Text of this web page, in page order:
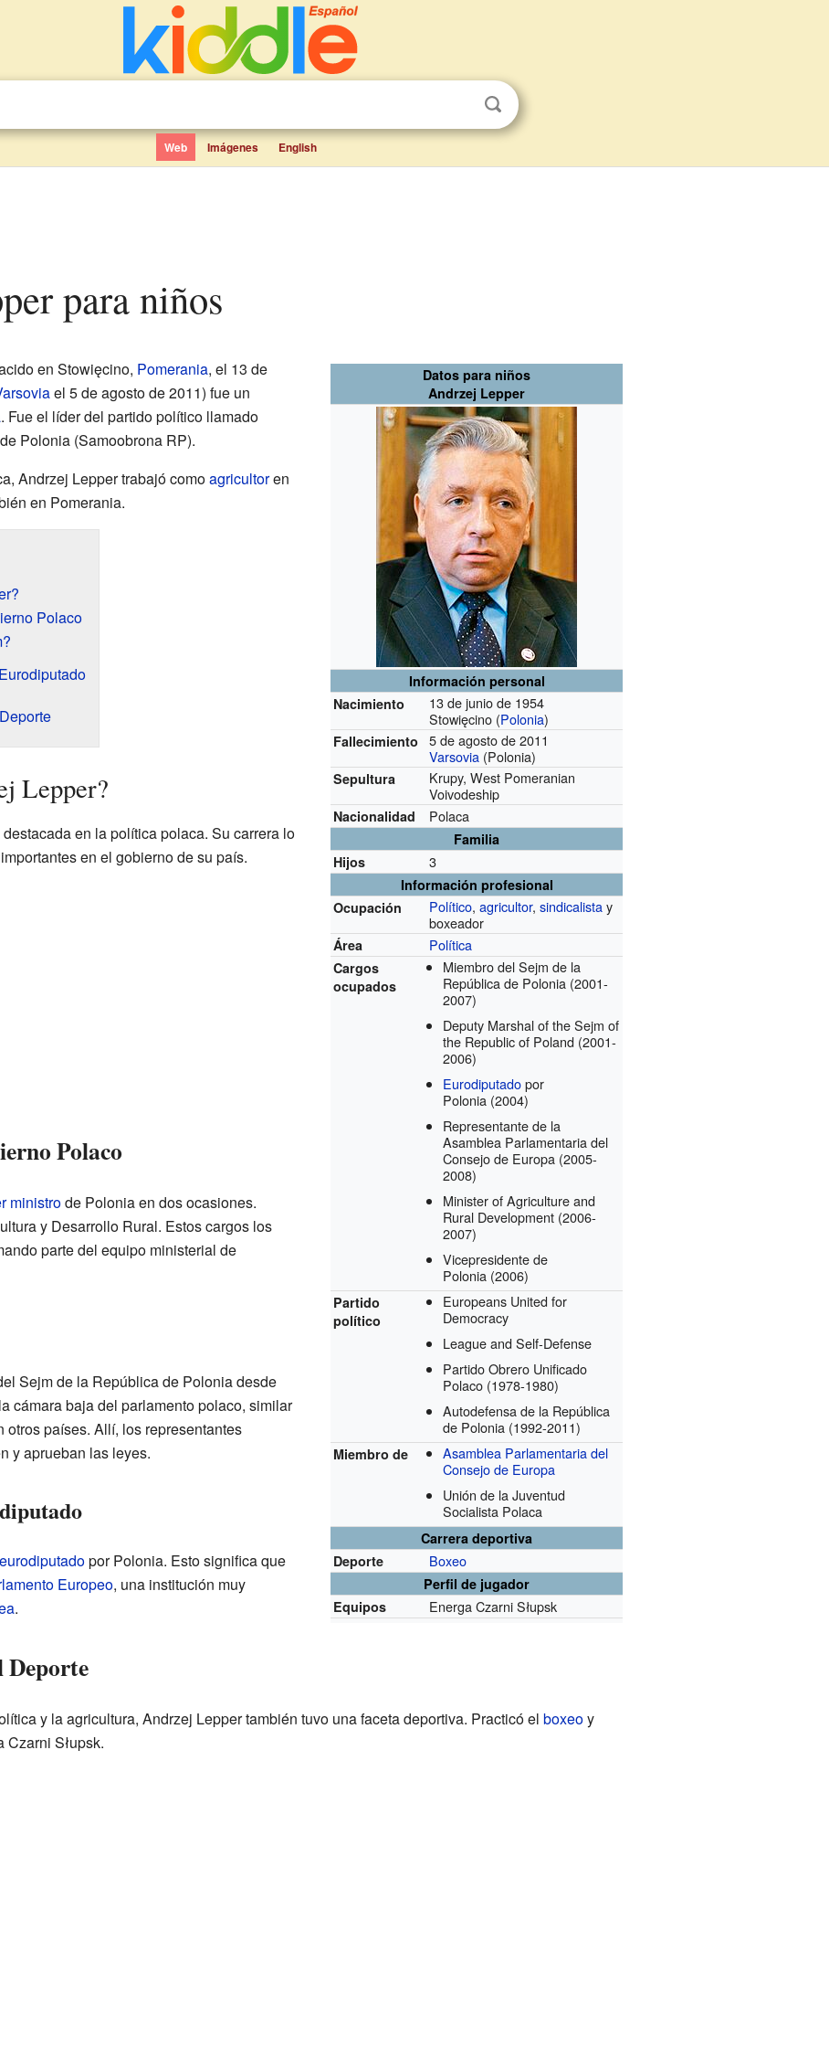
Web Imágenes English
para niños
Datos para niños
Andrzej Lepper
Información personal
Nacimiento
13 de junio de 1954
Stowięcino (Polonia)
Fallecimiento
5 de agosto de 2011
Varsovia (Polonia)
Sepultura
Krupy, West Pomeranian
Voivodeship
Nacionalidad Polaca
Familia
Hijos
3
Información profesional
Ocupación
Político,agricultor,sindicalistay
boxeador
Área Política
Cargos
ocupados
Miembro del Sejm de la
República de Polonia (2001-
2007)
Deputy Marshal of the Sejm of
the Republic of Poland (2001-
2006)
Eurodiputadopor
Polonia (2004)
Representante de la
Asamblea Parlamentaria del
Consejo de Europa (2005-
2008)
Minister of Agriculture and
Rural Development (2006-
2007)
Vicepresidente de
Polonia (2006)
Partido
político
Europeans United for
Democracy
League and Self-Defense
Partido Obrero Unificado
Polaco (1978-1980)
Autodefensa de la República
de Polonia (1992-2011)
Miembro de
Asamblea Parlamentaria del
Consejo de Europa
Unión de la Juventud
Socialista Polaca
Carrera deportiva
Deporte
Boxeo
Perfil de jugador
Equipos
Energa Czarni Słupsk
en Stowięcino, Pomerania, el 13 de
el 5 de agosto de 2011) fue un
. Fue el líder del partido político llamado
Polonia (Samoobrona RP).
Andrzej Lepper trabajó comoagricultoren
en Pomerania.
Polaco
Lepper?
en la política polaca. Su carrera lo
en el gobierno de su país.
Polaco
ministrode Polonia en dos ocasiones.
y Desarrollo Rural. Estos cargos los
parte del equipo ministerial de
Sejm de la República de Polonia desde
cámara baja del parlamento polaco, similar
otros países. Allí, los representantes
y aprueban las leyes.
eurodiputadopor Polonia. Esto significa que
Europeo, una institución muy
.
Deporte
y la agricultura, Andrzej Lepper también tuvo una faceta deportiva. Practicó el boxeoy
Czarni Słupsk.